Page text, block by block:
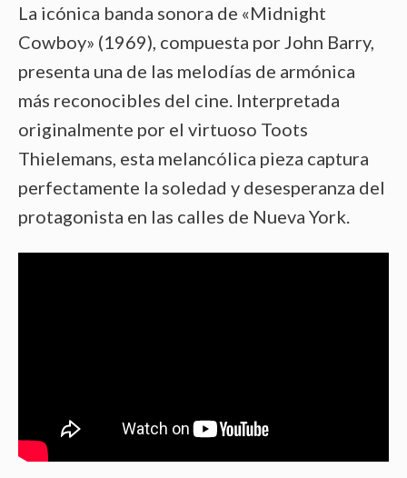
La icónica banda sonora de «Midnight
Cowboy» (1969), compuesta por John Barry,
presenta una de las melodías de armónica
más reconocibles del cine. Interpretada
originalmente por el virtuoso Toots
Thielemans, esta melancólica pieza captura
perfectamente la soledad y desesperanza del
protagonista en las calles de Nueva York.